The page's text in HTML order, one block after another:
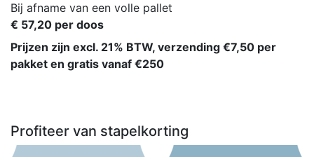
Bij afname van een volle pallet
€ 57,20 per doos
Prijzen zijn excl. 21% BTW, verzending €7,50 per
pakket en gratis vanaf €250
Profiteer van stapelkorting